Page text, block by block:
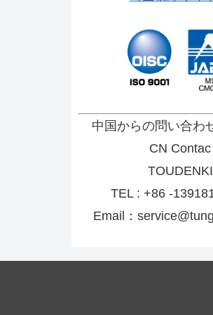
中国からの問い合わ
CN Contac
TOUDENKI
TEL : +86 -
Email：